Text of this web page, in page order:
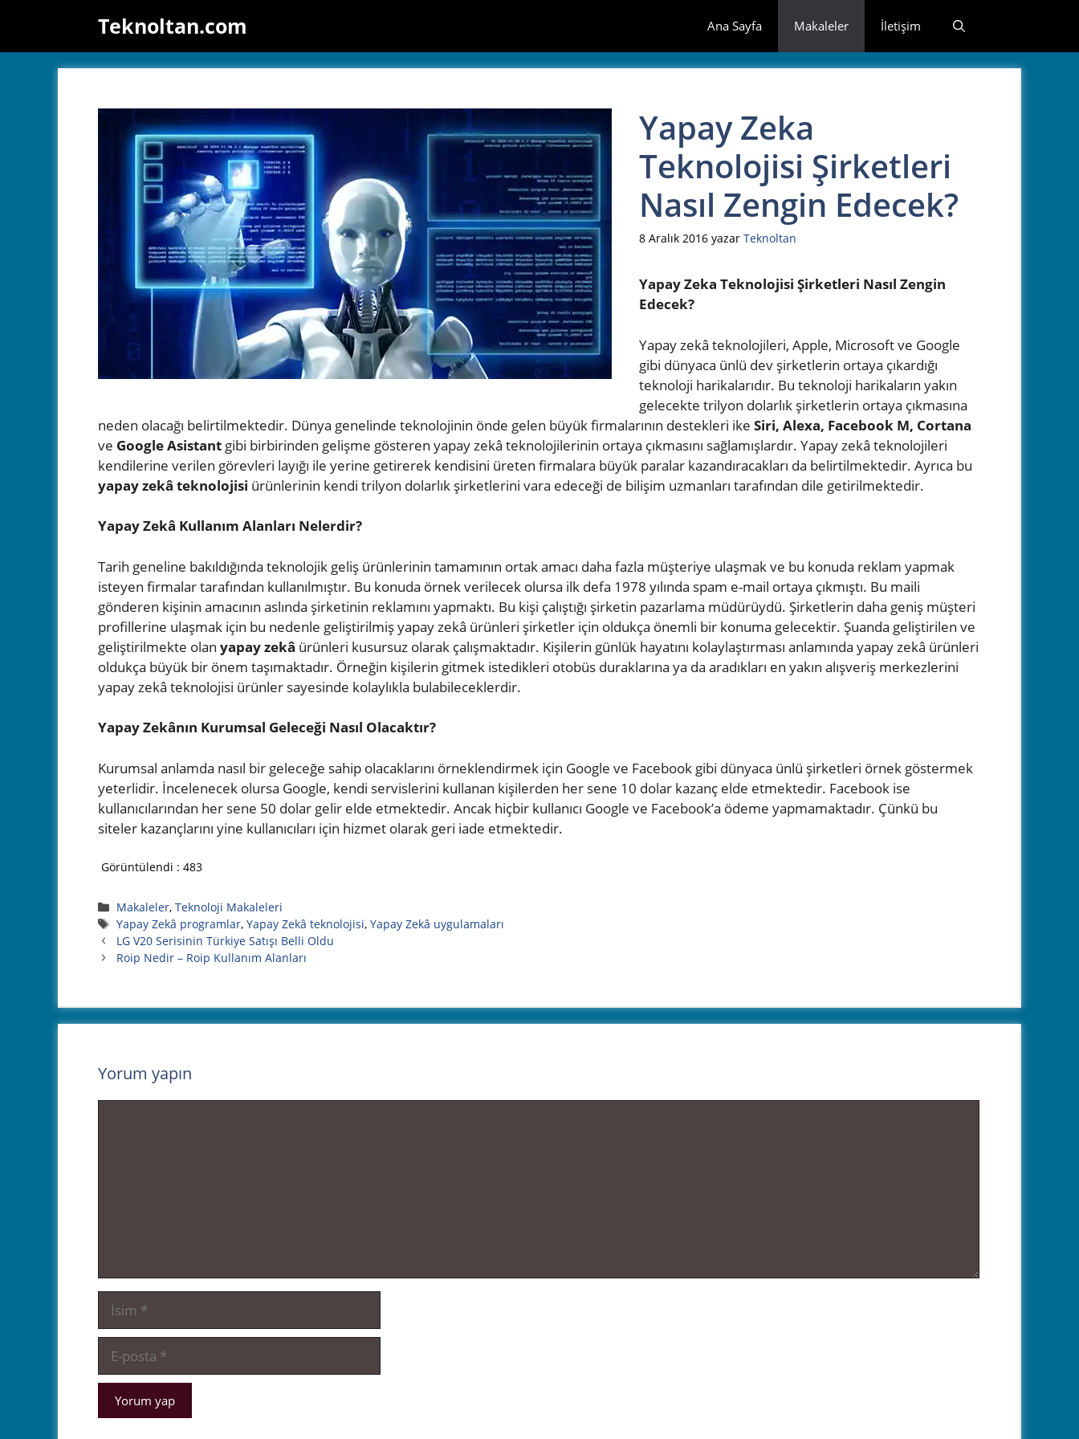
Teknoltan.com Ana Sayfa Makaleler İletişim
Yapay Zeka
Teknolojisi Şirketleri
Nasıl Zengin Edecek?
8 Aralık 2016 yazar Teknoltan
Yapay Zeka Teknolojisi Şirketleri Nasıl Zengin
Edecek?
Yapay zekâ teknolojileri, Apple, Microsoft ve Google
gibi dünyaca ünlü dev şirketlerin ortaya çıkardığı
teknoloji harikalarıdır. Bu teknoloji harikaların yakın
gelecekte trilyon dolarlık şirketlerin ortaya çıkmasına
neden olacağı belirtilmektedir. Dünya genelinde teknolojinin önde gelen büyük firmalarının destekleri ike Siri, Alexa, Facebook M, Cortana
ve Google Asistant gibi birbirinden gelişme gösteren yapay zekâ teknolojilerinin ortaya çıkmasını sağlamışlardır. Yapay zekâ teknolojileri
kendilerine verilen görevleri layığı ile yerine getirerek kendisini üreten firmalara büyük paralar kazandıracakları da belirtilmektedir. Ayrıca bu
yapay zekâ teknolojisi ürünlerinin kendi trilyon dolarlık şirketlerini vara edeceği de bilişim uzmanları tarafından dile getirilmektedir.
Yapay Zekâ Kullanım Alanları Nelerdir?
Tarih geneline bakıldığında teknolojik geliş ürünlerinin tamamının ortak amacı daha fazla müşteriye ulaşmak ve bu konuda reklam yapmak
isteyen firmalar tarafından kullanılmıştır. Bu konuda örnek verilecek olursa ilk defa 1978 yılında spam e-mail ortaya çıkmıştı. Bu maili
gönderen kişinin amacının aslında şirketinin reklamını yapmaktı. Bu kişi çalıştığı şirketin pazarlama müdürüydü. Şirketlerin daha geniş müşteri
profillerine ulaşmak için bu nedenle geliştirilmiş yapay zekâ ürünleri şirketler için oldukça önemli bir konuma gelecektir. Şuanda geliştirilen ve
geliştirilmekte olan yapay zekâ ürünleri kusursuz olarak çalışmaktadır. Kişilerin günlük hayatını kolaylaştırması anlamında yapay zekâ ürünleri
oldukça büyük bir önem taşımaktadır. Örneğin kişilerin gitmek istedikleri otobüs duraklarına ya da aradıkları en yakın alışveriş merkezlerini
yapay zekâ teknolojisi ürünler sayesinde kolaylıkla bulabileceklerdir.
Yapay Zekânın Kurumsal Geleceği Nasıl Olacaktır?
Kurumsal anlamda nasıl bir geleceğe sahip olacaklarını örneklendirmek için Google ve Facebook gibi dünyaca ünlü şirketleri örnek göstermek
yeterlidir. İncelenecek olursa Google, kendi servislerini kullanan kişilerden her sene 10 dolar kazanç elde etmektedir. Facebook ise
kullanıcılarından her sene 50 dolar gelir elde etmektedir. Ancak hiçbir kullanıcı Google ve Facebook’a ödeme yapmamaktadır. Çünkü bu
siteler kazançlarını yine kullanıcıları için hizmet olarak geri iade etmektedir.
Görüntülendi : 483
Kategoriler
Makaleler,Teknoloji Makaleleri
Etiketler
Yapay Zekâ programlar,Yapay Zekâ teknolojisi,Yapay Zekâ uygulamaları
LG V20 Serisinin Türkiye Satışı Belli Oldu
Roip Nedir – Roip Kullanım Alanları
Yorum yapın
İsim
posta